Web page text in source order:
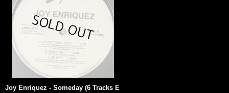
Joy Enriquez - Someday (6 Tracks E